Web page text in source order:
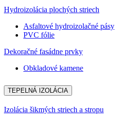
Hydroizolácia plochých striech
Asfaltové hydroizolačné pásy
PVC fólie
Dekoračné fasádne prvky
Obkladové kamene
TEPELNÁ IZOLÁCIA
Izolácia šikmých striech a stropu